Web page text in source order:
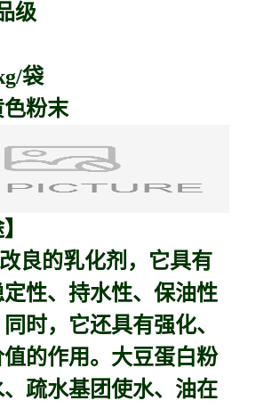
级
袋
粉末
良的乳化剂，它具有
性、持水性、保油性
时，它还具有强化、
的作用。大豆蛋白粉
疏水基团使水、油在